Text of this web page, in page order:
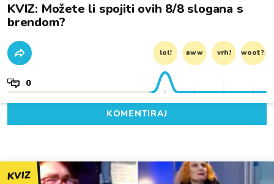
KVIZ: Možete li spojiti ovih 8/8 slogana s
brendom?
lol! aww vrh! woot?!
0
KOMENTIRAJ
KVIZ